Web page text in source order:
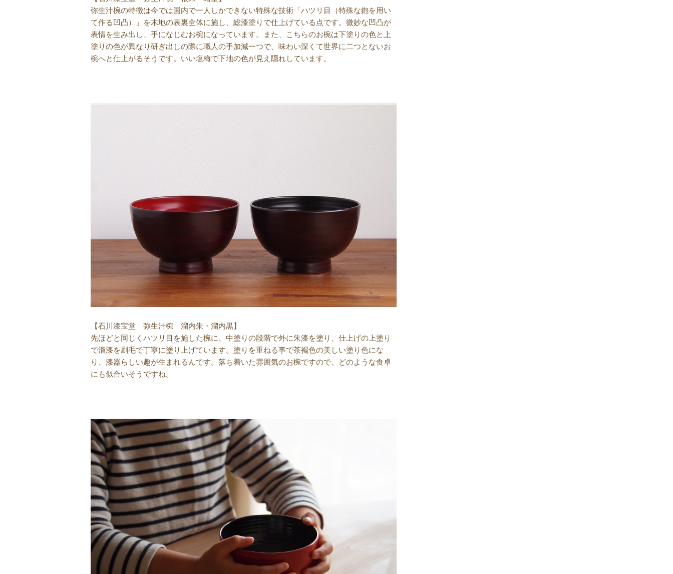
弥生汁椀の特徴は今では国内で一人しかできない特殊な技術「ハツリ目（特殊な鉋を用い
て作る凹凸）」を木地の表裏全体に施し、総漆塗りで仕上げている点です。微妙な凹凸が
表情を生み出し、手になじむお椀になっています。また、こちらのお椀は下塗りの色と上
塗りの色が異なり研ぎ出しの際に職人の手加減一つで、味わい深くて世界に二つとないお
椀へと仕上がるそうです。いい塩梅で下地の色が見え隠れしています。
【石川漆宝堂 弥生汁椀 溜内朱・溜内黒】
先ほどと同じくハツリ目を施した椀に、中塗りの段階で外に朱漆を塗り、仕上げの上塗り
で溜漆を刷毛で丁寧に塗り上げています。塗りを重ねる事で茶褐色の美しい塗り色にな
り、漆器らしい趣が生まれるんです。落ち着いた雰囲気のお椀ですので、どのような食卓
にも似合いそうですね。